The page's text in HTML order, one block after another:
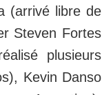
(arrivé libre de
Steven Fortes
plusieurs
Kevin Danso